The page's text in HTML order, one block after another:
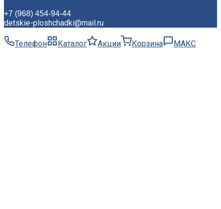
+7 (968) 454-94-44
detskie-ploshchadki@mail.ru
Телефон Каталог Акции Корзина МАКС